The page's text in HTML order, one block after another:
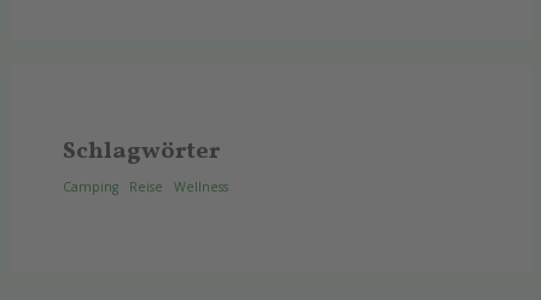
Schlagwörter
Camping Reise Wellness